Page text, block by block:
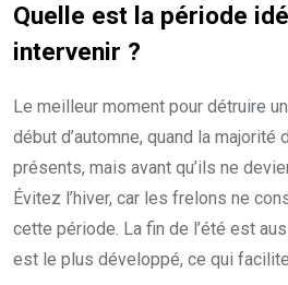
Quelle est la période
intervenir ?
Le meilleur moment pour détruire
début d’automne, quand la
présents, mais avant qu’ils ne
Évitez l’hiver, car les frelons ne
cette période. La fin de l’été est
est le plus développé, ce qui